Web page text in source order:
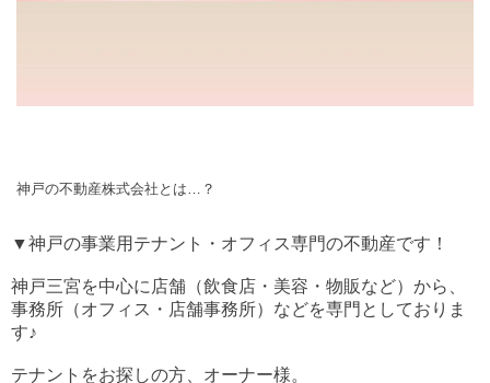
神戸の不動産株式会社とは…？
▼神戸の事業用テナント・オフィス専門の不動産です！
神戸三宮を中心に店舗（飲食店・美容・物販など）から、
事務所（オフィス・店舗事務所）などを専門としておりま
す♪
テナントをお探しの方、オーナー様。